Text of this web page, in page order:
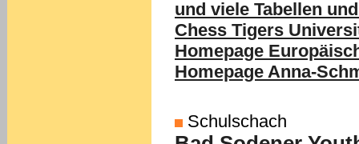
und viele Tabellen
Chess Tigers
Homepage
Homepage Anna-
Schulschach